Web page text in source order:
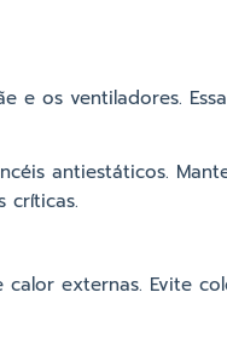
e os ventiladores.
antiestáticos.
críticas.
externas. Evite